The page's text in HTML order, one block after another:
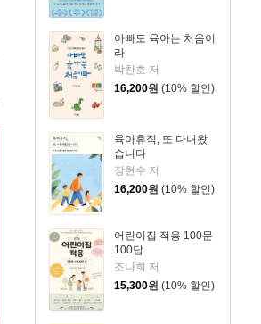
아빠도 육아는 처음이
라
박찬호 저
16,200원 (10% 할인)
육아휴직, 또 다녀왔
습니다
장현수 저
16,200원 (10% 할인)
어린이집 적응 100문
100답
조나희 저
15,300원 (10% 할인)